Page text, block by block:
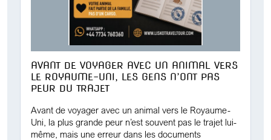
AVANT DE VOYAGER AVEC UN ANIMAL VERS
LE ROYAUME-UNI, LES GENS N’ONT PAS
PEUR DU TRAJET
Avant de voyager avec un animal vers le Royaume-
Uni, la plus grande peur n’est souvent pas le trajet lui-
même, mais une erreur dans les documents